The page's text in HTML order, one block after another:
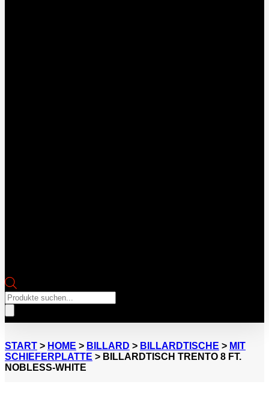
Products
search
START > HOME > BILLARD > BILLARDTISCHE > MIT
SCHIEFERPLATTE > BILLARDTISCH TRENTO 8 FT.
NOBLESS-WHITE